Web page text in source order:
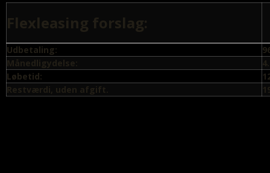
Flexleasing forslag:
Udbetaling:
Månedligydelse:
Løbetid:
Restværdi, uden afgift.